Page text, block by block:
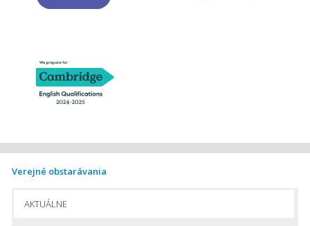
Verejné obstarávania
AKTUÁLNE